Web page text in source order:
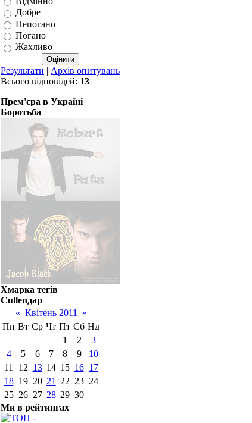
Добре
Непогано
Погано
Жахливо
Результати | Архів опитувань
Всього відповідей: 13
Прем'єра в Україні
Боротьба
Хмарка тегів
Cullenдар
« Квітень 2011
»
Пн Вт Ср Чт Пт Сб Нд
1
2
3
4
5 6 7 8 9
10
11
12 13 14 15 16 17
18 19 20 21 22 23 24
25 26 27 28 29 30
Ми в рейтингах